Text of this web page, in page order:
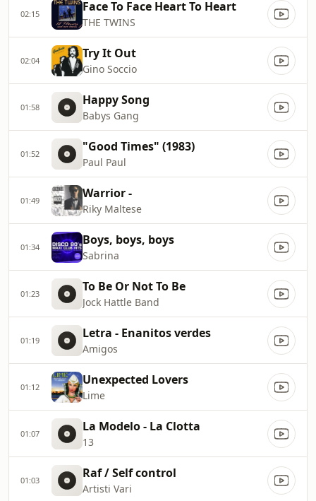
02:15 Face To Face Heart To Heart
THE TWINS
02:04 Try It Out
Gino Soccio
01:58 Happy Song
Babys Gang
01:52 "Good Times" (1983)
Paul Paul
01:49 Warrior -
Riky Maltese
01:34 Boys, boys, boys
Sabrina
01:23 To Be Or Not To Be
Jock Hattle Band
01:19 Letra - Enanitos verdes
Amigos
01:12 Unexpected Lovers
Lime
01:07 La Modelo - La Clotta
13
01:03 Raf / Self control
Artisti Vari